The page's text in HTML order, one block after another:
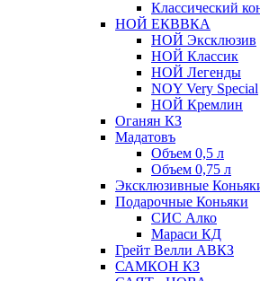
Классический
НОЙ ЕКВВКА
НОЙ Эксклюзив
НОЙ Классик
НОЙ Легенды
NOY Very Speсial
НОЙ Кремлин
Оганян КЗ
Мадатовъ
Объем 0,5 л
Объем 0,75 л
Эксклюзивные
Подарочные Коньяки
СИС Алко
Мараси КД
Грейт Велли АВКЗ
САМКОН КЗ